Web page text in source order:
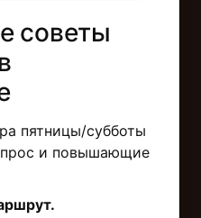
советы
пятницы/субботы
и повышающие